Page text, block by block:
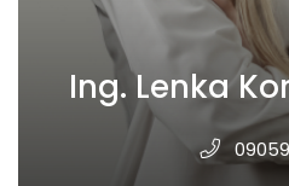
Ing. Lenka